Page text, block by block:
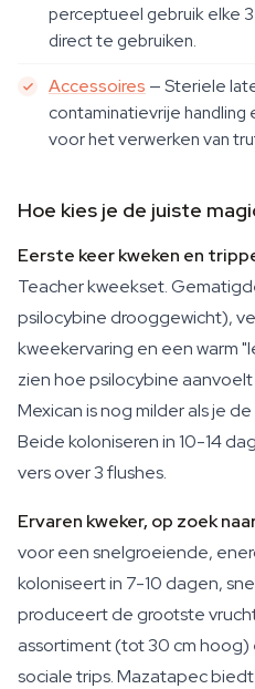
perceptueel gebruik elke
direct te gebruiken.
Accessoires — Steriele
contaminatievrije
voor het verwerken van
Hoe kies je de juiste
Eerste keer kweken en
Teacher kweekset.
psilocybine drooggewicht),
kweekervaring en een warm
zien hoe psilocybine
Mexican is nog milder als je
Beide koloniseren in 10-14
vers over 3 flushes.
Ervaren kweker, op zoek
voor een snelgroeiende,
koloniseert in 7-10 dagen,
produceert de grootste
assortiment (tot 30 cm
sociale trips. Mazatapec